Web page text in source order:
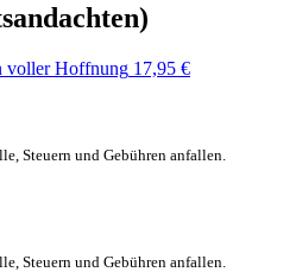
voller Hoffnung 17,95 €
Steuern und Gebühren anfallen.
Steuern und Gebühren anfallen.